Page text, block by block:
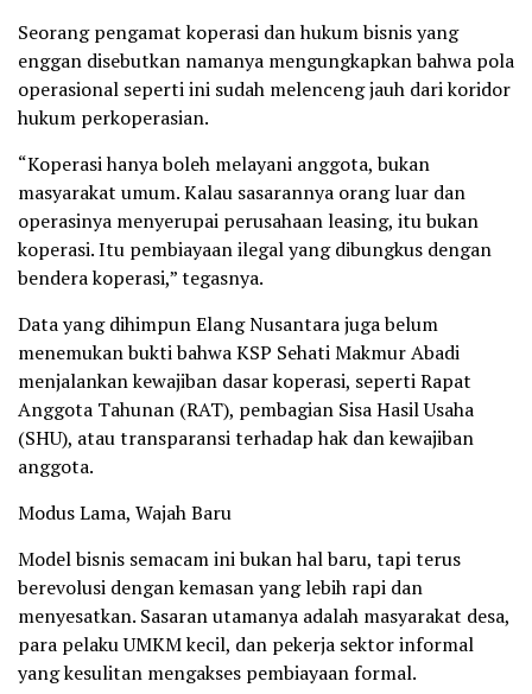
Seorang pengamat koperasi dan hukum bisnis yang
enggan disebutkan namanya mengungkapkan bahwa pola
operasional seperti ini sudah melenceng jauh dari koridor
hukum perkoperasian.
“Koperasi hanya boleh melayani anggota, bukan
masyarakat umum. Kalau sasarannya orang luar dan
operasinya menyerupai perusahaan leasing, itu bukan
koperasi. Itu pembiayaan ilegal yang dibungkus dengan
bendera koperasi,” tegasnya.
Data yang dihimpun Elang Nusantara juga belum
menemukan bukti bahwa KSP Sehati Makmur Abadi
menjalankan kewajiban dasar koperasi, seperti Rapat
Anggota Tahunan (RAT), pembagian Sisa Hasil Usaha
(SHU), atau transparansi terhadap hak dan kewajiban
anggota.
Modus Lama, Wajah Baru
Model bisnis semacam ini bukan hal baru, tapi terus
berevolusi dengan kemasan yang lebih rapi dan
menyesatkan. Sasaran utamanya adalah masyarakat desa,
para pelaku UMKM kecil, dan pekerja sektor informal
yang kesulitan mengakses pembiayaan formal.